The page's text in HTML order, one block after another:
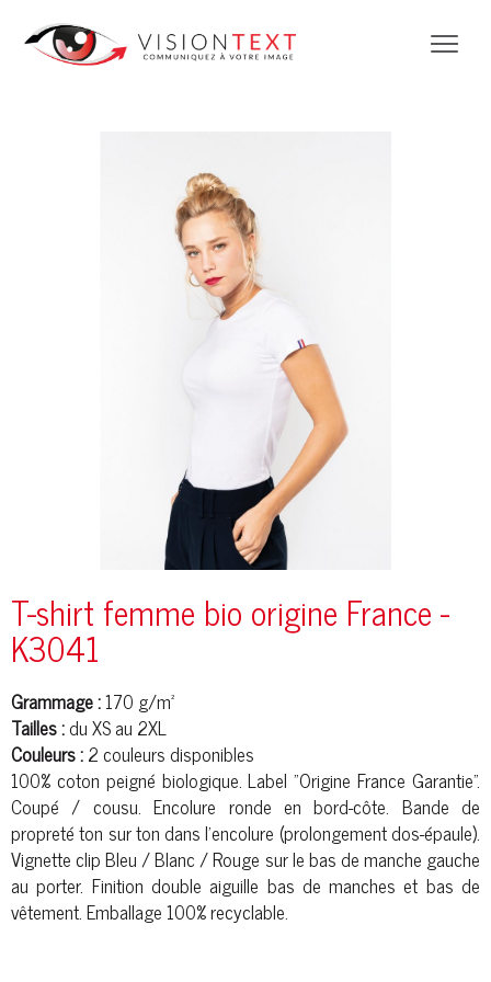
T-shirt femme bio origine France -
K3041
Grammage :170 g/m²
Tailles :du XS au 2XL
Couleurs :2 couleurs disponibles
100% coton peigné biologique. Label "Origine France Garantie".
Coupé / cousu. Encolure ronde en bord-côte. Bande de
propreté ton sur ton dans l’encolure (prolongement dos-épaule).
Vignette clip Bleu / Blanc / Rouge sur le bas de manche gauche
au porter. Finition double aiguille bas de manches et bas de
vêtement. Emballage 100% recyclable.